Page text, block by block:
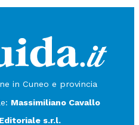
in Cuneo e provincia
Massimiliano Cavallo
s.r.l.